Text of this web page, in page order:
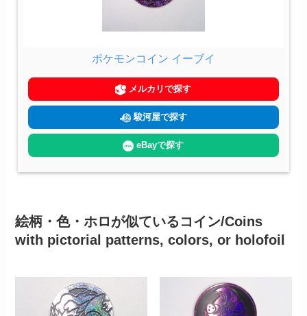
ポケモンコイン イーブイ
メルカリで探す
駿河屋で探す
eBayで探す
絵柄・色・ホロが似ているコイン/Coins
with pictorial patterns, colors, or holofoil